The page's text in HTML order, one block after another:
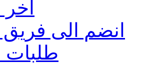
اخر
انضم الى
طلبات